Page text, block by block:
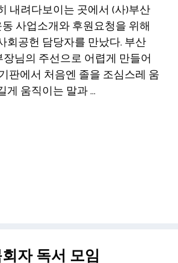
내려다보이는 곳에서 (사)부산
사업소개와 후원요청을 위해
회공헌 담당자를 만났다. 부산
장님의 주선으로 어렵게 만들어
판에서 처음엔 졸을 조심스레 움
게 움직이는 말과 …
자 독서 모임